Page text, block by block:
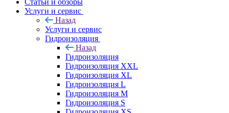
Статьи и обзоры
Услуги и сервис
Назад
Услуги и сервис
Гидроизоляция
Назад
Гидроизоляция
Гидроизоляция XXL
Гидроизоляция XL
Гидроизоляция L
Гидроизоляция M
Гидроизоляция S